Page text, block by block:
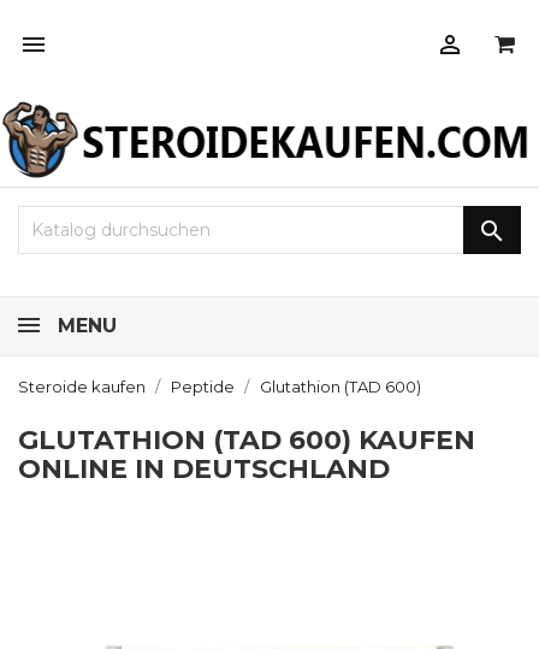
 

MENU
Steroide kaufen Peptide Glutathion (TAD 600)
GLUTATHION (TAD 600) KAUFEN
ONLINE IN DEUTSCHLAND